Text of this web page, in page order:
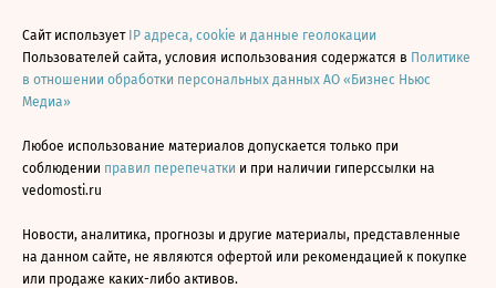
Сайт использует IP адреса, cookie и данные геолокации
Пользователей сайта, условия использования содержатся в Политике
в отношении обработки персональных данных АО «Бизнес Ньюс
Медиа»
Любое использование материалов допускается только при
соблюдении правил перепечатки и при наличии гиперссылки на
vedomosti.ru
Новости, аналитика, прогнозы и другие материалы, представленные
на данном сайте, не являются офертой или рекомендацией к покупке
или продаже каких-либо активов.